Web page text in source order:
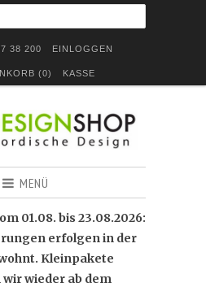
38 200 EINLOGGEN
(0) KASSE
MENÜ
01.08. bis 23.08.2026:
erfolgen in der
Kleinpakete
wieder ab dem